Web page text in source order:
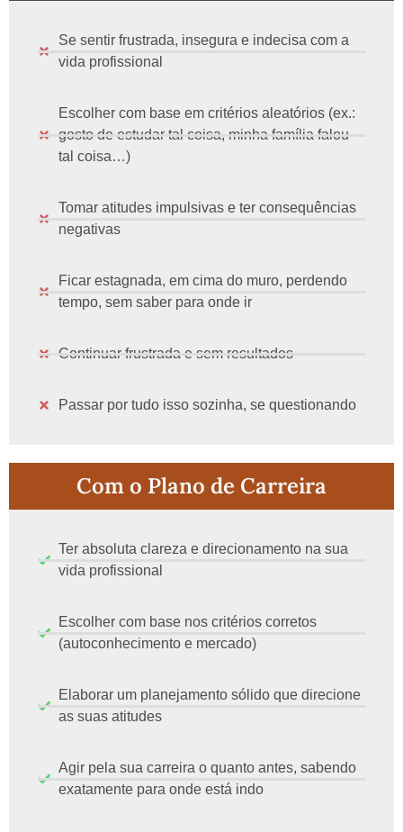
Se sentir frustrada, insegura e indecisa com a
vida profissional
Escolher com base em critérios aleatórios (ex.:
gosto de estudar tal coisa, minha família falou
tal coisa…)
Tomar atitudes impulsivas e ter consequências
negativas
Ficar estagnada, em cima do muro, perdendo
tempo, sem saber para onde ir
Continuar frustrada e sem resultados
Passar por tudo isso sozinha, se questionando
Com o Plano de Carreira
Ter absoluta clareza e direcionamento na sua
vida profissional
Escolher com base nos critérios corretos
(autoconhecimento e mercado)
Elaborar um planejamento sólido que direcione
as suas atitudes
Agir pela sua carreira o quanto antes, sabendo
exatamente para onde está indo